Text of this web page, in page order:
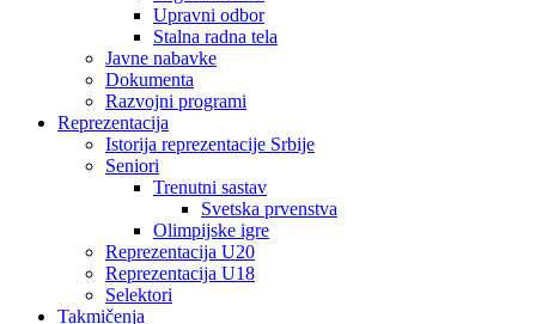
Upravni odbor
Stalna radna tela
Javne nabavke
Dokumenta
Razvojni programi
Reprezentacija
Istorija reprezentacije Srbije
Seniori
Trenutni sastav
Svetska prvenstva
Olimpijske igre
Reprezentacija U20
Reprezentacija U18
Selektori
Takmičenja